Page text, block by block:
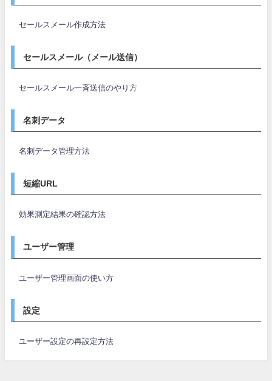
セールスメール作成方法
セールスメール（メール送信）
セールスメール一斉送信のやり方
名刺データ
名刺データ管理方法
短縮URL
効果測定結果の確認方法
ユーザー管理
ユーザー管理画面の使い方
設定
ユーザー設定の再設定方法